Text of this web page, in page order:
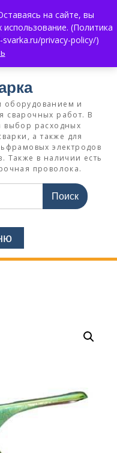
оборудованием и
сварочных работ. В
выбор расходных
а также для
электродов
Также в наличии есть
проволока.
на сайте, вы
(Политика
privacy-policy/)